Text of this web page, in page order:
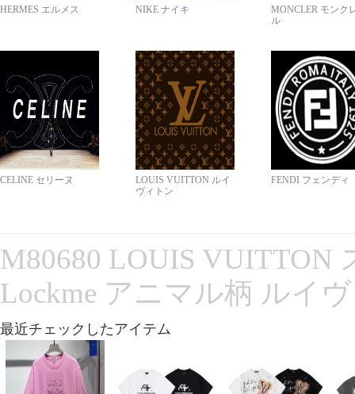
HERMES エルメス NIKE ナイキ
MONCLER モンク
ル
CELINE セリーヌ
LOUIS VUITTON ルイ
ヴィトン
FENDI フェンディ
M80680 LOUIS VUITTON
Lockme アニマル柄 ルイ
最近チェックしたアイテム